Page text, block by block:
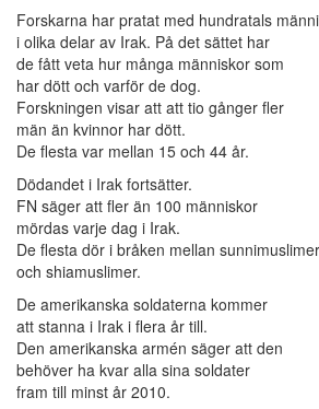
Forskarna har pratat med hundratals
i olika delar av Irak. På det sättet har
de fått veta hur många människor som
har dött och varför de dog.
Forskningen visar att att tio gånger fler
män än kvinnor har dött.
De flesta var mellan 15 och 44 år.
Dödandet i Irak fortsätter.
FN säger att fler än 100 människor
mördas varje dag i Irak.
De flesta dör i bråken mellan sunnimuslimer
och shiamuslimer.
De amerikanska soldaterna kommer
att stanna i Irak i flera år till.
Den amerikanska armén säger att den
behöver ha kvar alla sina soldater
fram till minst år 2010.